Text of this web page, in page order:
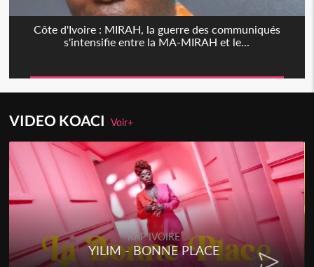
Côte d'Ivoire : MIRAH, la guerre des communiqués
s'intensifie entre la MA-MIRAH et le...
VIDEO KOACIVoir+
RAP IVOIRE
YILIM - BONNE PLACE